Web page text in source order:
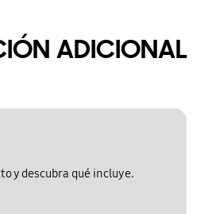
ADICIONAL
y descubra qué incluye.